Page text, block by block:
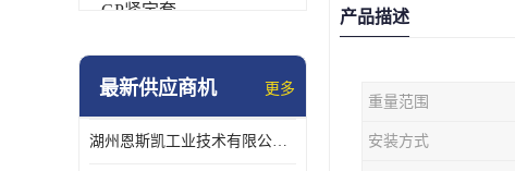
GP紧定套
SKF轴承
日本NSK进口轴承
最新供应商机 更多
湖州恩斯凯工业技术有限公司 湖州NSK轴承
产品描述
重量范围
安装方式